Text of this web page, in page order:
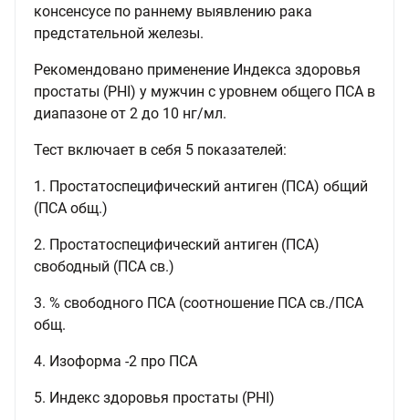
консенсусе по раннему выявлению рака
предстательной железы.
Рекомендовано применение Индекса здоровья
простаты (PHI) у мужчин с уровнем общего ПСА в
диапазоне от 2 до 10 нг/мл.
Тест включает в себя 5 показателей:
1. Простатоспецифический антиген (ПСА) общий
(ПСА общ.)
2. Простатоспецифический антиген (ПСА)
свободный (ПСА св.)
3. % свободного ПСА (соотношение ПСА св./ПСА
общ.
4. Изоформа -2 про ПСА
5. Индекс здоровья простаты (PHI)